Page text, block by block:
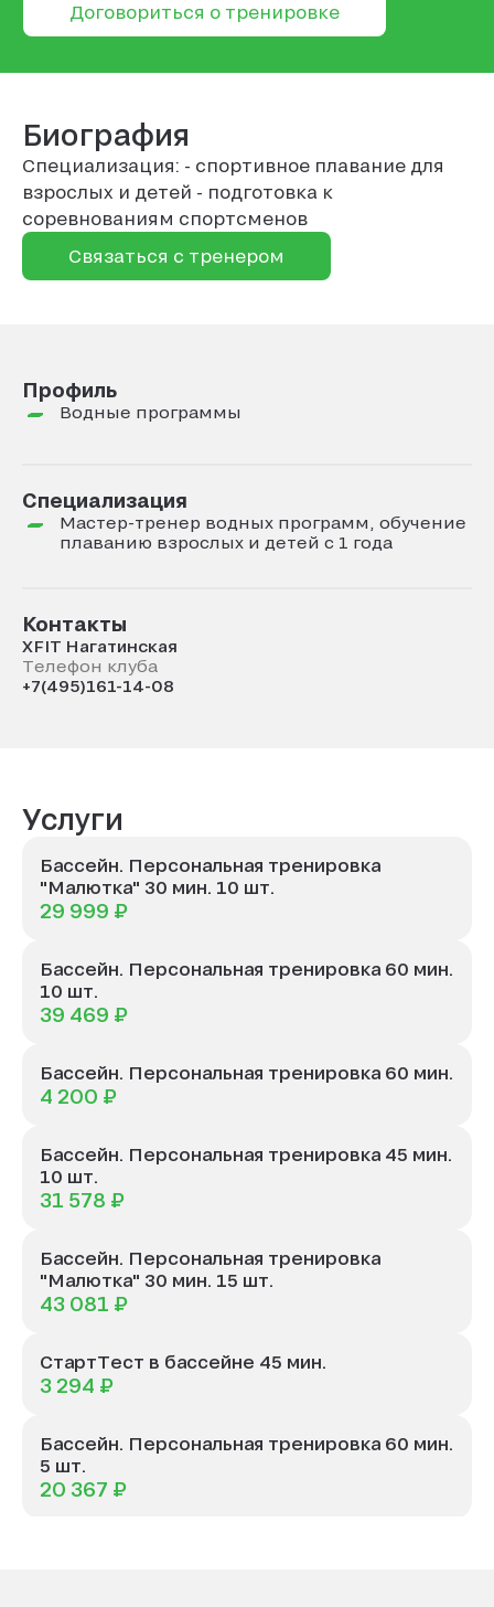
Договориться о тренировке
Биография
Специализация: - спортивное плавание для
взрослых и детей - подготовка к
соревнованиям спортсменов
Связаться с тренером
Профиль
Водные программы
Специализация
Мастер-тренер водных программ, обучение
плаванию взрослых и детей с 1 года
Контакты
XFIT Нагатинская
Телефон клуба
+7(495)161-14-08
Услуги
Бассейн. Персональная тренировка
"Малютка" 30 мин. 10 шт.
29 999 ₽
Бассейн. Персональная тренировка 60 мин.
10 шт.
39 469 ₽
Бассейн. Персональная тренировка 60 мин.
4 200 ₽
Бассейн. Персональная тренировка 45 мин.
10 шт.
31 578 ₽
Бассейн. Персональная тренировка
"Малютка" 30 мин. 15 шт.
43 081 ₽
СтартТест в бассейне 45 мин.
3 294 ₽
Бассейн. Персональная тренировка 60 мин.
5 шт.
20 367 ₽